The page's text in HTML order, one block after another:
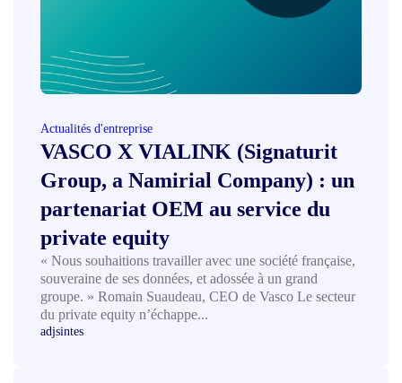
Actualités d'entreprise
VASCO X VIALINK (Signaturit
Group, a Namirial Company) : un
partenariat OEM au service du
private equity
« Nous souhaitions travailler avec une société française,
souveraine de ses données, et adossée à un grand
groupe. » Romain Suaudeau, CEO de Vasco Le secteur
du private equity n’échappe...
adjsintes